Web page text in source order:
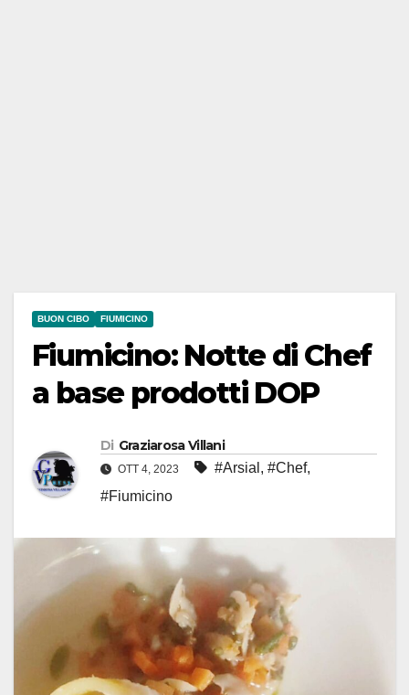
BUON CIBO FIUMICINO
Fiumicino: Notte di Chef
a base prodotti DOP
Di Graziarosa Villani
OTT 4, 2023 #Arsial , #Chef,
#Fiumicino